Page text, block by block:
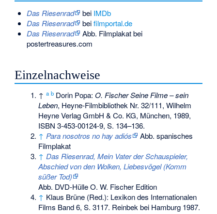
Das Riesenrad bei IMDb
Das Riesenrad
beifilmportal.de
Das Riesenrad
Abb. Filmplakat bei
postertreasures.com
Einzelnachweise
↑a b Dorin Popa:O. Fischer Seine Filme – sein
Leben, Heyne-Filmbibliothek Nr. 32/111, Wilhelm
Heyne Verlag GmbH & Co. KG, München, 1989,
ISBN 3-453-00124-9, S. 134–136.
↑ Para nosotros no hay adiós
Abb. spanisches
Filmplakat
↑ Das Riesenrad, Mein Vater der Schauspieler,
Abschied von den Wolken, Liebesvögel (Komm
süßer Tod)
Abb. DVD-Hülle O. W. Fischer Edition
↑ Klaus Brüne (Red.): Lexikon des Internationalen
Films Band 6, S. 3117. Reinbek bei Hamburg 1987.